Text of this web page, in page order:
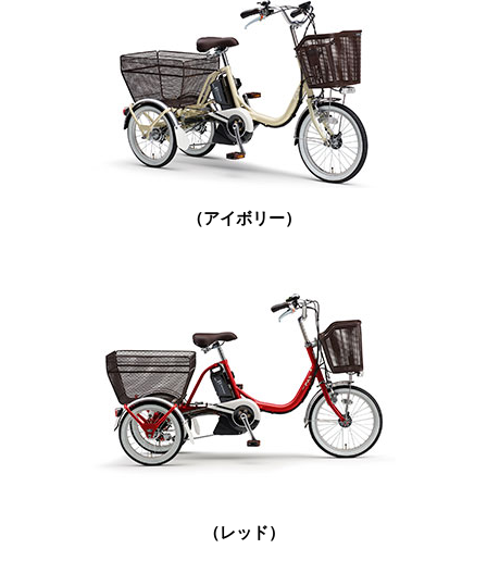
（アイボリー）
（レッド）